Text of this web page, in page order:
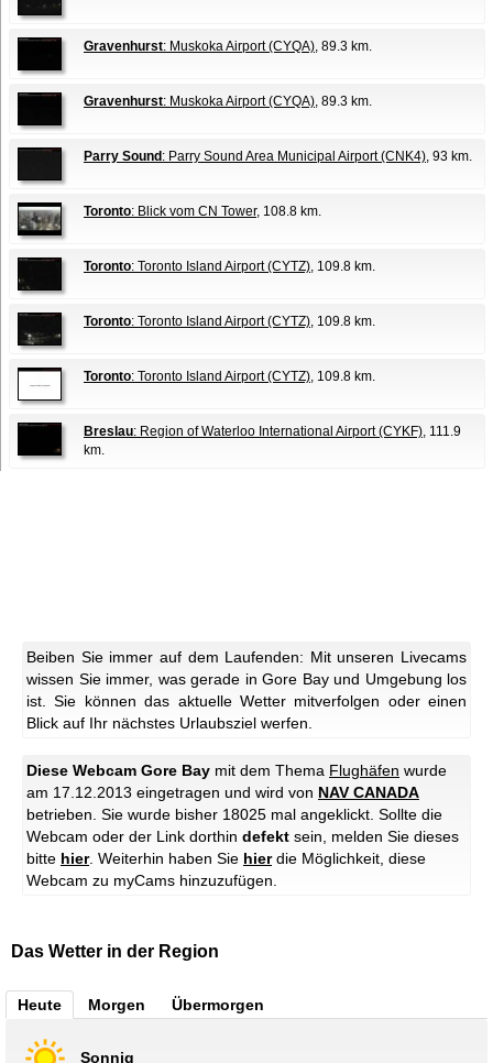
Gravenhurst: Muskoka Airport (CYQA), 89.3 km.
Gravenhurst: Muskoka Airport (CYQA), 89.3 km.
Parry Sound : Parry Sound Area Municipal Airport (CNK4), 93 km.
Toronto: Blick vom CN Tower, 108.8 km.
Toronto: Toronto Island Airport (CYTZ), 109.8 km.
Toronto: Toronto Island Airport (CYTZ), 109.8 km.
Toronto: Toronto Island Airport (CYTZ), 109.8 km.
Breslau: Region of Waterloo International Airport (CYKF), 111.9
km.
Beiben Sie immer auf dem Laufenden: Mit unseren Livecams
wissen Sie immer, was gerade in Gore Bay und Umgebung los
ist. Sie können das aktuelle Wetter mitverfolgen oder einen
Blick auf Ihr nächstes Urlaubsziel werfen.
Diese Webcam Gore Bay mit dem Thema Flughäfen wurde
am 17.12.2013 eingetragen und wird von NAV CANADA
betrieben. Sie wurde bisher 18025 mal angeklickt. Sollte die
Webcam oder der Link dorthin defekt sein, melden Sie dieses
bitte hier. Weiterhin haben Sie hierdie Möglichkeit, diese
Webcam zu myCams hinzuzufügen.
Das Wetter in der Region
Heute Morgen Übermorgen
Sonnig